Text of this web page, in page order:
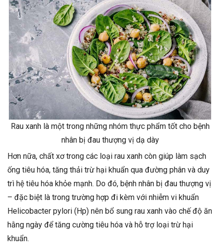
Rau xanh là một trong những nhóm thực phẩm tốt cho bệnh
nhân bị đau thượng vị dạ dày
Hơn nữa, chất xơ trong các loại rau xanh còn giúp làm sạch
ống tiêu hóa, tăng thải trừ hại khuẩn qua đường phân và duy
trì hệ tiêu hóa khỏe mạnh. Do đó, bệnh nhân bị đau thượng vị
– đặc biệt là trong trường hợp đi kèm với nhiễm vi khuẩn
Helicobacter pylori (Hp) nên bổ sung rau xanh vào chế độ ăn
hằng ngày để tăng cường tiêu hóa và hỗ trợ loại trừ hại
khuẩn.